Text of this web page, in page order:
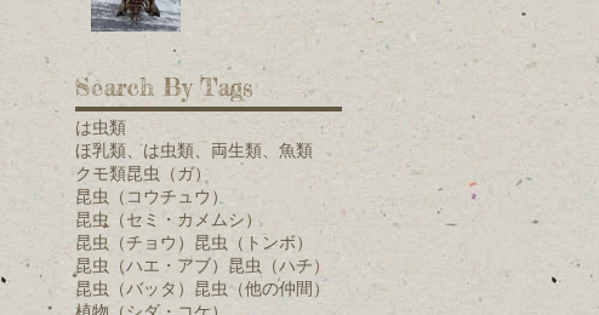
Search By Tags
は虫類
ほ乳類、は虫類、両生類、魚類
クモ類昆虫（ガ）
昆虫（コウチュウ）
昆虫（セミ・カメムシ）
昆虫（チョウ） 昆虫（トンボ）
昆虫（ハエ・アブ） 昆虫（ハチ）
昆虫（バッタ） 昆虫（他の仲間）
植物（シダ・コケ）